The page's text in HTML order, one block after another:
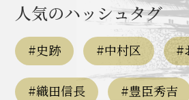
なごや英傑 体験・イベ
豊臣秀長と名古屋の関係
人気のハッシュタグ
#史跡 #中村区 #
#織田信長 #豊臣秀吉